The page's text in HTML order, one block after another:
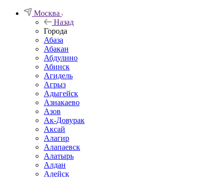
Москва
Назад
Города
Абаза
Абакан
Абдулино
Абинск
Агидель
Агрыз
Адыгейск
Азнакаево
Азов
Ак-Довурак
Аксай
Алагир
Алапаевск
Алатырь
Алдан
Алейск